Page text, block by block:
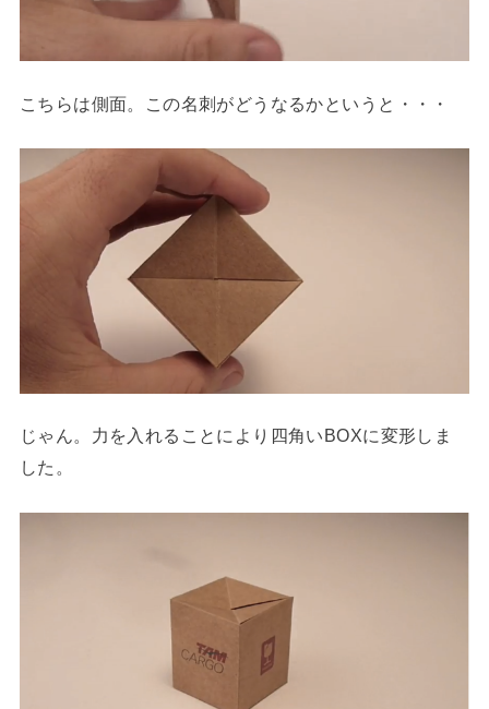
こちらは側面。この名刺がどうなるかというと・・・
じゃん。力を入れることにより四角いBOXに変形しま
した。